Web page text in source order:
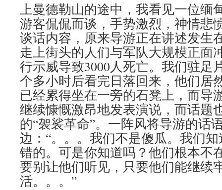
上曼德勒山的途中，我看见一位缅
游客侃侃而谈，手势激烈，神情悲
谈话内容，原来导游正在讲述发生
走上街头的人们与军队大规模正面
行示威导致3000人死亡。我们驻足
个多小时后看完日落回来，他们居
已经累得坐在一旁的石凳上，而导
继续慷慨激昂地发表演说，而话题
的“袈裟革命”。一阵风将导游的话
边：“。。。我们不是傻瓜。我们
错的。可是你知道吗？他们根本不
要别让他们听见，只要他们能继续
活。。。”